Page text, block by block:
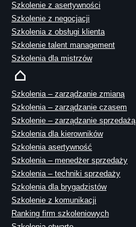
Szkolenie z asertywności
Szkolenie z negocjacji
Szkolenia z obsługi klienta
Szkolenie talent management
Szkolenia dla mistrzów
Szkolenia – zarządzanie zmianą
Szkolenia – zarządzanie czasem
Szkolenie – zarządzanie sprzedażą
Szkolenia dla kierowników
Szkolenia asertywność
Szkolenia – menedżer sprzedaży
Szkolenia – techniki sprzedaży
Szkolenia dla brygadzistów
Szkolenie z komunikacji
Ranking firm szkoleniowych